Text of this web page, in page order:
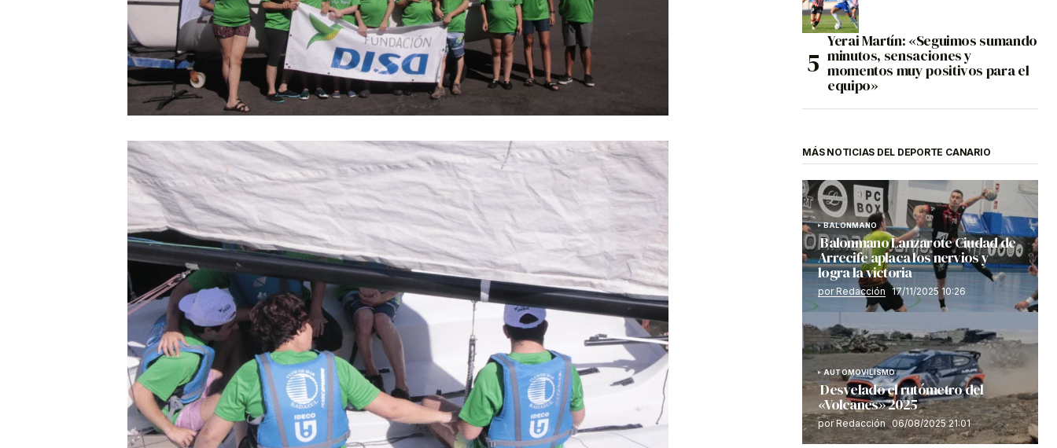
Yerai Martín: «Seguimos sumando
minutos, sensaciones y
momentos muy positivos para el
equipo»
MÁS NOTICIAS DEL DEPORTE CANARIO
BALONMANO
Balonmano Lanzarote Ciudad de
Arrecife aplaca los nervios y
logra la victoria
por Redacción 17/11/2025 10:26
AUTOMOVILISMO
Desvelado el rutómetro del
«Volcanes» 2025
por Redacción 06/08/2025 21:01